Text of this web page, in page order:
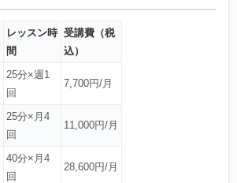
レッスン時
間
受講費（税
込）
25分×週1
回
7,700円/月
25分×月4
回
11,000円/月
40分×月4
回
28,600円/月